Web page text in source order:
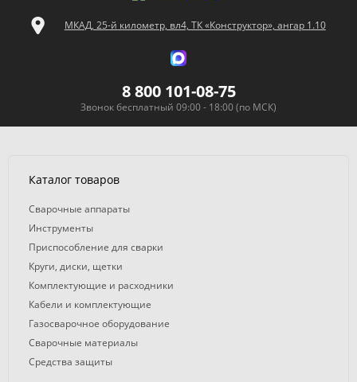
МКАД, 25-й километр, вл4, ТК «Конструктор», ангар 1.10
8 800 101-08-75
Звонок бесплатный 09:00 - 18:00 (по МСК)
Каталог товаров
Сварочные аппараты
Инструменты
Приспособление для сварки
Круги, диски, щетки
Комплектующие и расходники
Кабели и комплектующие
Газосварочное оборудование
Сварочные материалы
Средства защиты